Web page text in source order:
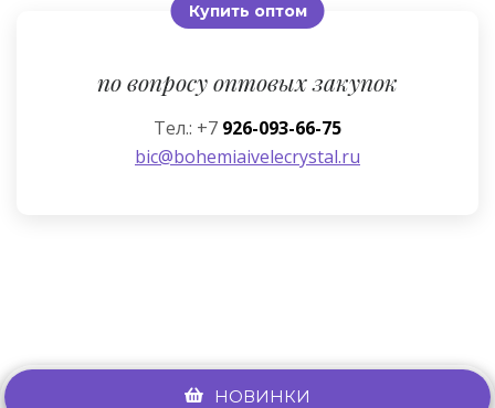
Купить оптом
по вопросу оптовых закупок
Тел.: +7 926-093-66-75
bic@bohemiaivelecrystal.ru
НОВИНКИ